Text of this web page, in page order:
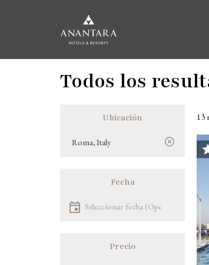
Todos los
Ubicación
Fecha
Seleccionar fecha
Precio
13